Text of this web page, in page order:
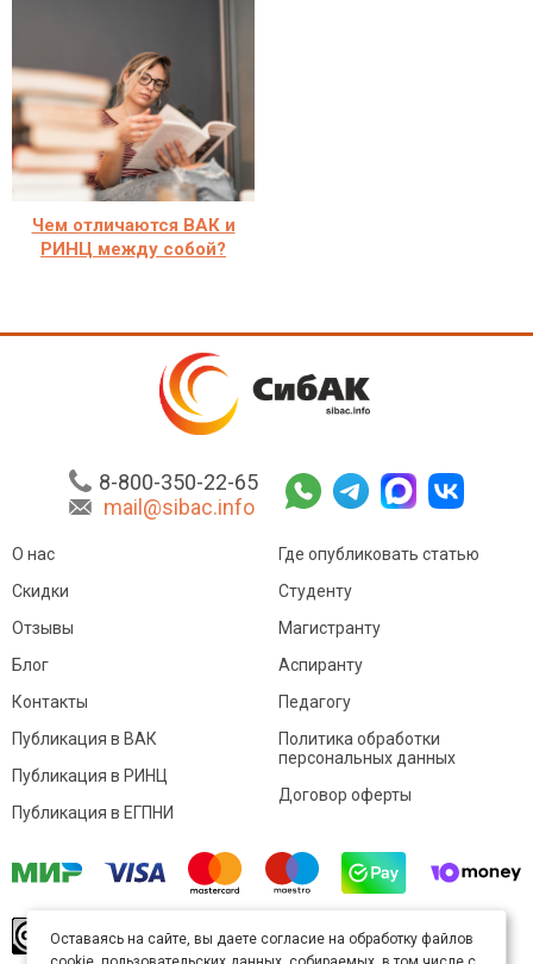
Чем отличаются ВАК и
РИНЦ между собой?
8-800-350-22-65
mail@sibac.info
О нас
Скидки
Отзывы
Блог
Контакты
Где опубликовать статью
Студенту
Магистранту
Аспиранту
Педагогу
Публикация в ВАК
Публикация в РИНЦ
Публикация в ЕГПНИ
Политика обработки
персональных данных
Договор оферты
произведение доступно полицензии Creative
Оставаясь на сайте, вы даете согласие на обработку файлов